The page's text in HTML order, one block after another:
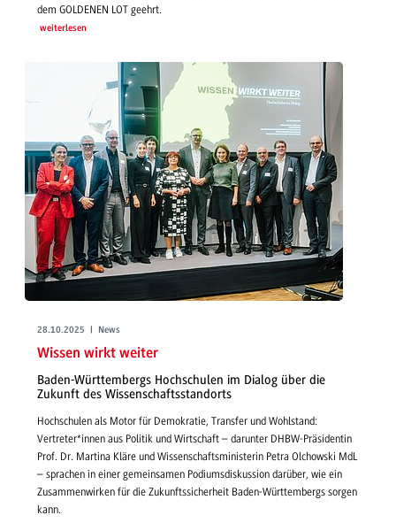
dem GOLDENEN LOT geehrt.
weiterlesen
28.10.2025 | News
Wissen wirkt weiter
Baden-Württembergs Hochschulen im Dialog über die
Zukunft des Wissenschaftsstandorts
Hochschulen als Motor für Demokratie, Transfer und Wohlstand:
Vertreter*innen aus Politik und Wirtschaft – darunter DHBW-Präsidentin
Prof. Dr. Martina Kläre und Wissenschaftsministerin Petra Olchowski MdL
– sprachen in einer gemeinsamen Podiumsdiskussion darüber, wie ein
Zusammenwirken für die Zukunftssicherheit Baden-Württembergs sorgen
kann.